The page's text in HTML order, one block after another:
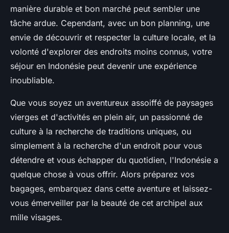
manière durable et bon marché peut sembler une
tâche ardue. Cependant, avec un bon planning, une
envie de découvrir et respecter la culture locale, et la
volonté d'explorer des endroits moins connus, votre
séjour en Indonésie peut devenir une expérience
inoubliable.
Que vous soyez un aventureux assoiffé de paysages
vierges et d'activités en plein air, un passionné de
culture à la recherche de traditions uniques, ou
simplement à la recherche d'un endroit pour vous
détendre et vous échapper du quotidien, l'Indonésie a
quelque chose à vous offrir. Alors préparez vos
bagages, embarquez dans cette aventure et laissez-
vous émerveiller par la beauté de cet archipel aux
mille visages.